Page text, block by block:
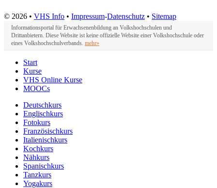
© 2026 • VHS Info • Impressum-Datenschutz • Sitemap
Informationsportal für Erwachsenenbildung an Volkshochschulen und
Drittanbietern. Diese Website ist keine offizielle Website einer Volkshochschule oder
eines Volkshochschulverbands. mehr»
Start
Kurse
VHS Online Kurse
MOOCs
Deutschkurs
Englischkurs
Fotokurs
Französischkurs
Italienischkurs
Kochkurs
Nähkurs
Spanischkurs
Tanzkurs
Yogakurs